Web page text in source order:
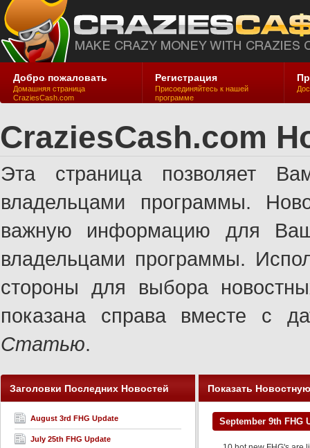
Добро пожаловать
Домашняя страница
CraziesCash.com
Регистрация
Присоединяйтесь к нашей
программе
CraziesCash.com
Эта страница позволяет
владельцами программы.
важную информацию для
владельцами программы.
стороны для выбора
показана справа вместе с
Статью.
Заголовки Последних Новостей
August 3rd FHG Update
July 25th FHG Update
Показать
September 9th FHG